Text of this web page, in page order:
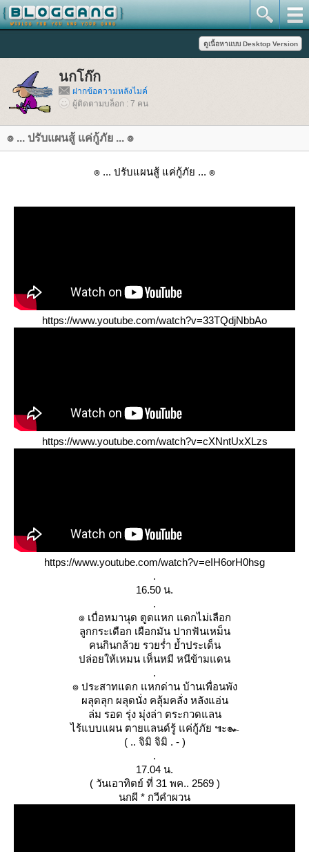
นกโก๊ก
ฝากข้อความหลังไมค์
ผู้ติดตามบล็อก : 7 คน
๏ ... ปรับแผนสู้ แค่กู้ภัย ... ๏
๏ ... ปรับแผนสู้ แค่กู้ภัย ... ๏
https://www.youtube.com/watch?v=33TQdjNbbAo
https://www.youtube.com/watch?v=cXNntUxXLzs
https://www.youtube.com/watch?v=eIH6orH0hsg
.
16.50 น.
.
๏ เบื่อหมานุด ตูดแหก แดกไม่เลือก
ลูกกระเดือก เผือกมัน ปากฟันเหม็น
คนกินกล้วย รวยร่ำ ย้ำประเด็น
ปล่อยให้เหมน เห็นหมี หนีข้ามแดน
.
๏ ประสาทแดก แหกด่าน บ้านเพื่อนพัง
ผลุดลุก ผลุดนั่ง คลุ้มคลั่ง หลังแอ่น
ล่ม รอด รุ่ง มุ่งล่า ตระกวดแลน
ไร้แบบแผน ตายแลนด์รู้ แค่กู้ภัย ๚ะ๛
( .. จิมิ จิมิ . - )
.
17.04 น.
( วันเอาทิตย์ ที่ 31 พค.. 2569 )
นกผี * กวีคำผวน